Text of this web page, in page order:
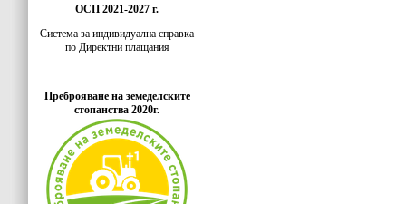
ОСП 2021-2027 г.
Система за индивидуaлна справка
по Директни плащания
Преброяване на земеделските
стопанства 2020г.